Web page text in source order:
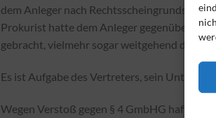
dem Anleger nach
Prokurist hatte dem Anleger gegenüber die
gebracht, vielmehr sogar weitgehend den
Es ist Aufgabe des Vertreters, sein
Wegen Verstoß gegen § 4 GmbHG haftet